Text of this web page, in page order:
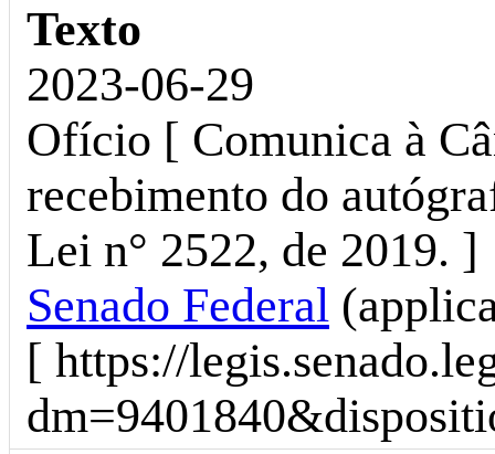
Texto
2023-06-29
Ofício [ Comunica à
recebimento do
Lei n° 2522, de 2019. ]
Senado Federal
[ https://